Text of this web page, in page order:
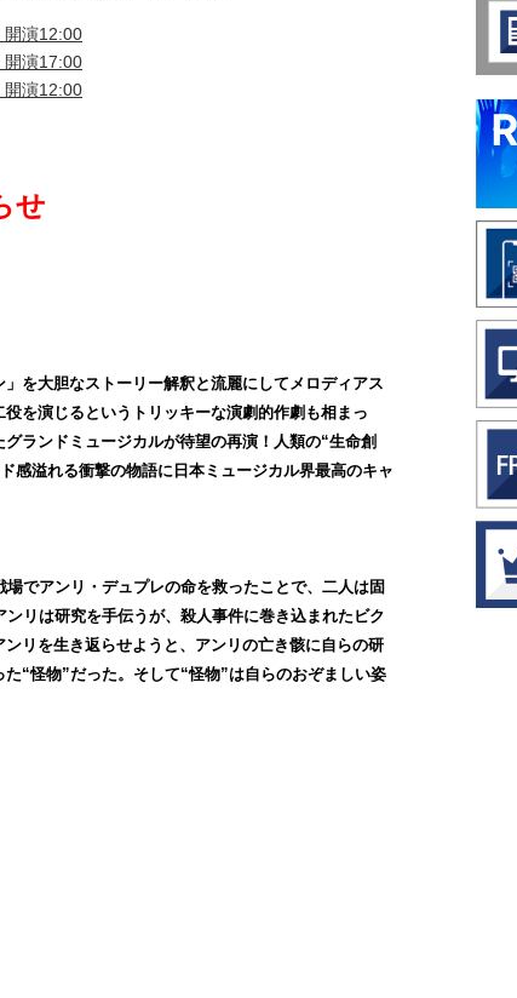
演12:00
演17:00
演12:00
せ
を大胆なストーリー解釈と流麗にしてメロディアス
を演じるというトリッキーな演劇的作劇も相まっ
ランドミュージカルが待望の再演！人類の“生命創
感溢れる衝撃の物語に日本ミュージカル界最高のキャ
でアンリ・デュプレの命を救ったことで、二人は固
リは研究を手伝うが、殺人事件に巻き込まれたビク
リを生き返らせようと、アンリの亡き骸に自らの研
“怪物”だった。そして“怪物”は自らのおぞましい姿